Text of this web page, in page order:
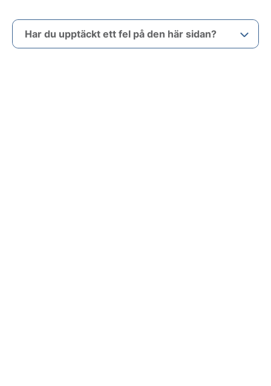
Har du upptäckt ett fel på den här sidan?